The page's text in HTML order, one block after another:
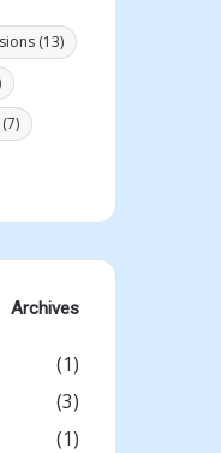
(13)
(7)
Archives
(1)
(3)
(1)